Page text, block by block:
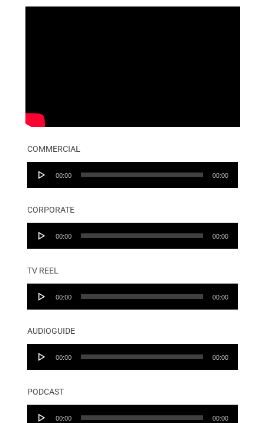
COMMERCIAL
Audio
00:00 00:00
CORPORATE
Audio
00:00 00:00
TV REEL
Audio
00:00 00:00
AUDIOGUIDE
Audio
00:00 00:00
PODCAST
Audio
00:00 00:00